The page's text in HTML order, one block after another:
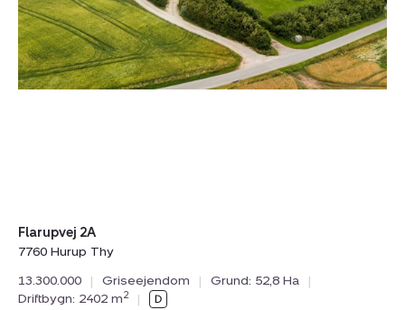
Flarupvej 2A
7760 Hurup Thy
13.300.000
| Griseejendom | Grund: 52,8 Ha
|
Driftbygn: 2402 m2 |